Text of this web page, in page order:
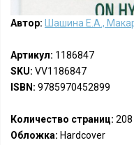
Автор: Шашина Е.А.,
Артикул: 1186847
SKU: VV1186847
ISBN: 9785970452899
Количество страниц: 208
Обложка: Hardcover